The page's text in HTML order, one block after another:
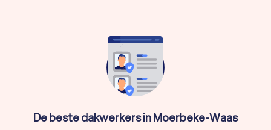
dakdekker je ook kiest, via Trustlocal maakt u een goede
keuze voor het dakdekkingsbedrijf. We kunnen u ook
helpen door direct prijsopgaven aan te vragen bij
verschillende dakdekkers. Zo kunt u eenvoudig de
dakdekkers vergelijken en de dakdekker kiezen die bij u
past.
De beste dakwerkers in Moerbeke-Waas